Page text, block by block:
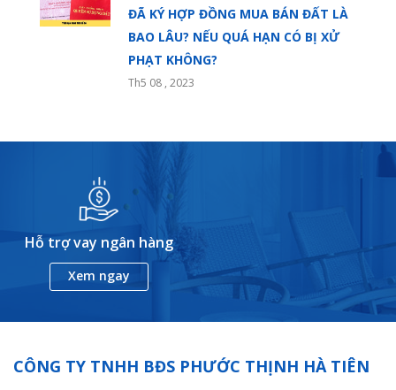
ĐÃ KÝ HỢP ĐỒNG MUA BÁN ĐẤT LÀ
BAO LÂU? NẾU QUÁ HẠN CÓ BỊ XỬ
PHẠT KHÔNG?
Th5 08 , 2023
Hỗ trợ vay ngân hàng
Xem ngay
CÔNG TY TNHH BĐS PHƯỚC THỊNH HÀ TIÊN